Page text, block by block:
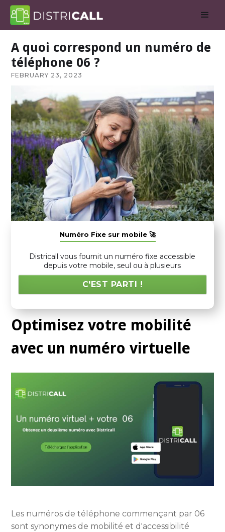
A quoi correspond un numéro de
téléphone 06 ?
FEBRUARY 23, 2023
Numéro Fixe sur mobile 🚀
Districall vous fournit un numéro fixe accessible
depuis votre mobile, seul ou à plusieurs
C'EST PARTI !
Optimisez votre mobilité
avec un numéro virtuelle
Les numéros de téléphone commençant par 06
sont synonymes de mobilité et d'accessibilité